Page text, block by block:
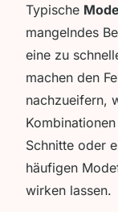
Typische
mangelndes
eine zu
machen den
nachzueifern,
Schnitte oder
häufigen
wirken lassen.